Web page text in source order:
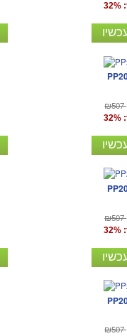
₪507
₪507
₪507